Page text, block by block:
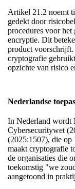
Artikel 21.2 noemt
gedekt door
procedures voor het
encryptie. Dit
product voorschrijft.
cryptografie
opzichte van risico
Nederlandse
In Nederland wordt
Cybersecuritywet
(2025:1507), die
maakt cryptografie
de organisaties die
toekomstig "we
aangetoond in